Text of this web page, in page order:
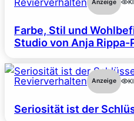
Anzeige
Farbe, Stil und
Studio von Anja Rippa-
Revierverhalten Anzeige
Seriosität ist der